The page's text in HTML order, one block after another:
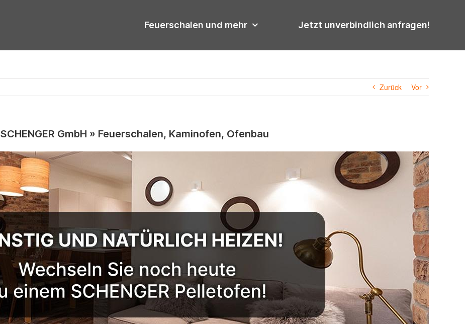
Feuerschalen und mehr Jetzt unverbindlich anfragen!
Zurück Vor
SCHENGER GmbH » Feuerschalen, Kaminofen, Ofenbau